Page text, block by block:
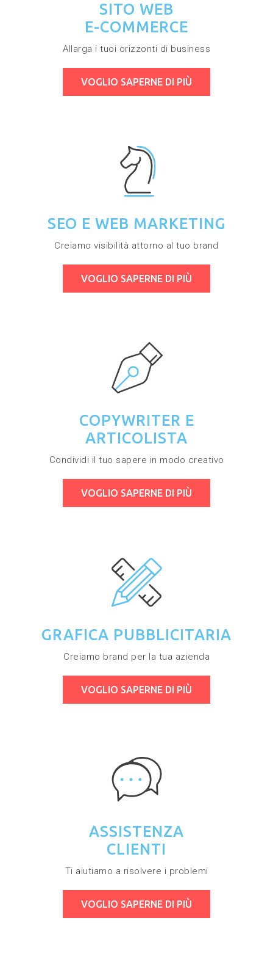
SITO WEB
E-COMMERCE
Allarga i tuoi orizzonti di business
VOGLIO SAPERNE DI PIÙ
SEO E WEB MARKETING
Creiamo visibilità attorno al tuo brand
VOGLIO SAPERNE DI PIÙ
COPYWRITER E
ARTICOLISTA
Condividi il tuo sapere in modo creativo
VOGLIO SAPERNE DI PIÙ
GRAFICA PUBBLICITARIA
Creiamo brand per la tua azienda
VOGLIO SAPERNE DI PIÙ
ASSISTENZA
CLIENTI
Ti aiutiamo a risolvere i problemi
VOGLIO SAPERNE DI PIÙ